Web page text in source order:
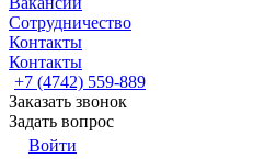
Сотрудничество
Контакты
Контакты
+7 (4742) 559-889
Заказать звонок
Задать вопрос
Войти